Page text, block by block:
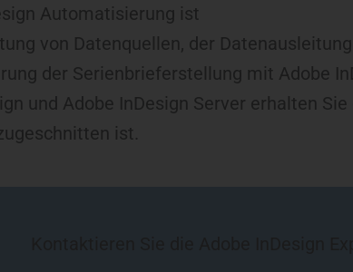
Automatisierung ist
von Datenquellen, der
der Serienbrieferstellung mit Adobe
und Adobe InDesign Server erhalten
ist.